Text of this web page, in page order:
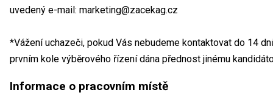
uvedený e-mail: marketing@zacekag.cz
*Vážení uchazeči, pokud Vás nebudeme kontaktovat do 14
prvním kole výběrového řízení dána přednost jinému
Informace o pracovním místě